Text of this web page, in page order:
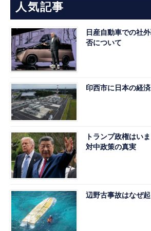
人気記事
日産自動車での社
否について
印西市に日本の経
トランプ政権はい
対中政策の真実
辺野古事故はなぜ起